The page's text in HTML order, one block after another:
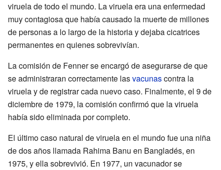
viruela de todo el mundo. La viruela era una enfermedad
muy contagiosa que había causado la muerte de millones
de personas a lo largo de la historia y dejaba cicatrices
permanentes en quienes sobrevivían.
La comisión de Fenner se encargó de asegurarse de que
se administraran correctamente lasvacunascontra la
viruela y de registrar cada nuevo caso. Finalmente, el 9 de
diciembre de 1979, la comisión confirmó que la viruela
había sido eliminada por completo.
El último caso natural de viruela en el mundo fue una niña
de dos años llamada Rahima Banu en Bangladés, en
1975, y ella sobrevivió. En 1977, un vacunador se